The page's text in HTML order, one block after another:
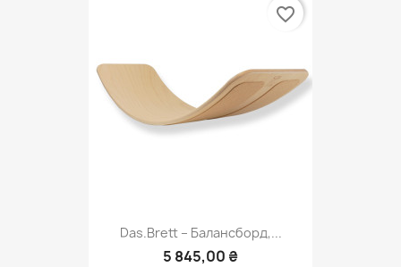
Das.Brett – Балансборд,...
5 845,00 ₴
favorite_border